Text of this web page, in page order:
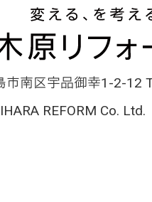
市南区宇品御幸1-2-12
REFORM Co. Ltd.